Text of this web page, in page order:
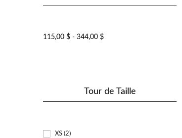
115,00 $ - 344,00 $
Tour de Taille
XS (2)